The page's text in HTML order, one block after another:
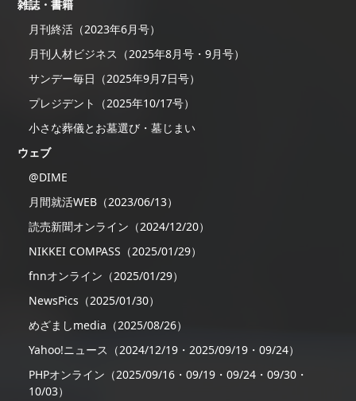
雑誌・書籍
月刊終活（2023年6月号）
月刊人材ビジネス（2025年8月号・9月号）
サンデー毎日（2025年9月7日号）
プレジデント（2025年10/17号）
小さな葬儀とお墓選び・墓じまい
ウェブ
@DIME
月間就活WEB（2023/06/13）
読売新聞オンライン（2024/12/20）
NIKKEI COMPASS（2025/01/29）
fnnオンライン（2025/01/29）
NewsPics（2025/01/30）
めざましmedia（2025/08/26）
Yahoo!ニュース（2024/12/19・2025/09/19・09/24）
PHPオンライン（2025/09/16・09/19・09/24・09/30・
10/03）